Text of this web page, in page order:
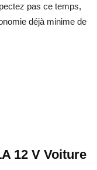
pas ce temps,
déjà minime de
12 V Voiture